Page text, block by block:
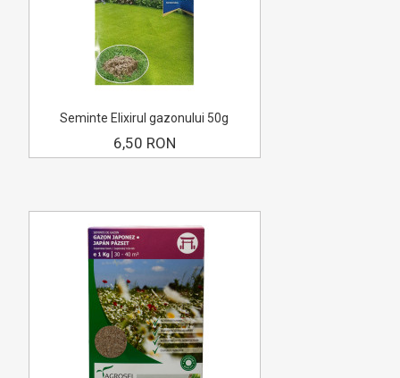
Seminte Elixirul gazonului 50g
6,50 RON